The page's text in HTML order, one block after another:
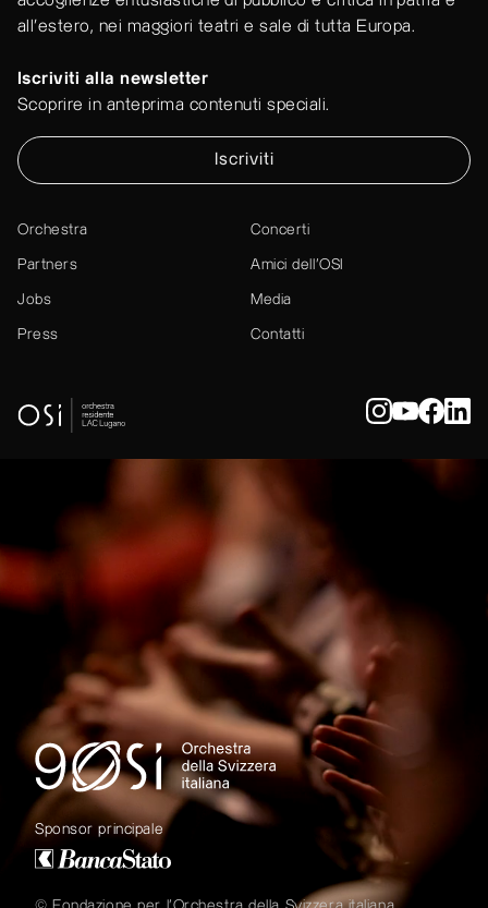
all'estero, nei maggiori teatri e sale di tutta Europa.
Iscriviti alla newsletter
Scoprire in anteprima contenuti speciali.
Iscriviti
Orchestra Concerti
Partners Amici dell’OSI
Jobs Media
Press Contatti
Sponsor principale